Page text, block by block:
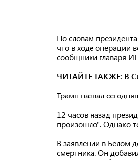
По словам
что в ходе операции
сообщники главаря
ЧИТАЙТЕ ТАКЖЕ: В
Трамп назвал
12 часов назад
произошло". Однако
В заявлении в Белом
смертника. Он